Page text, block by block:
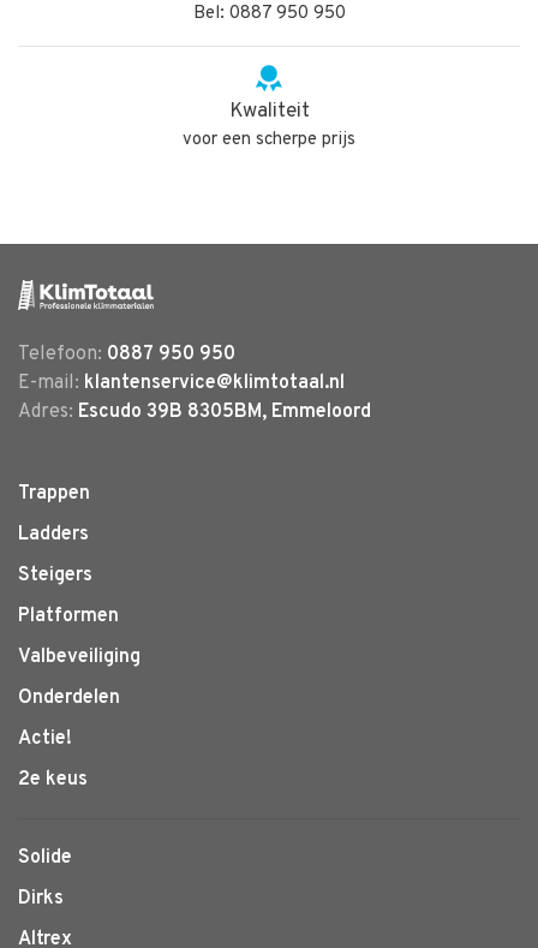
Bel: 0887 950 950
Kwaliteit
voor een scherpe prijs
Telefoon: 0887 950 950
E-mail: klantenservice@klimtotaal.nl
Adres: Escudo 39B 8305BM, Emmeloord
Trappen
Ladders
Steigers
Platformen
Valbeveiliging
Onderdelen
Actie!
2e keus
Solide
Dirks
Altrex